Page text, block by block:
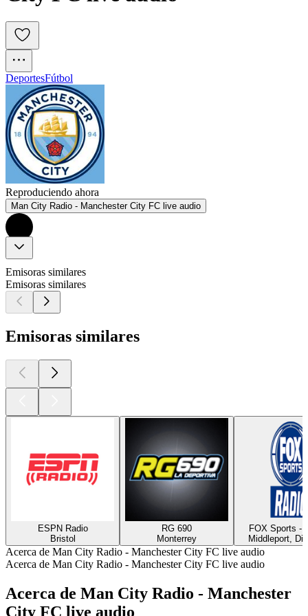
DeportesFútbol
Reproduciendo ahora
Man City Radio - Manchester City FC live audio
Emisoras similares
Emisoras similares
Emisoras similares
ESPN Radio
Bristol
RG 690
Monterrey
FOX Sports -
Middleport,
Acerca de Man City Radio - Manchester City FC live audio
Acerca de Man City Radio - Manchester City FC live audio
Acerca de Man City Radio - Manchester
City FC live audio